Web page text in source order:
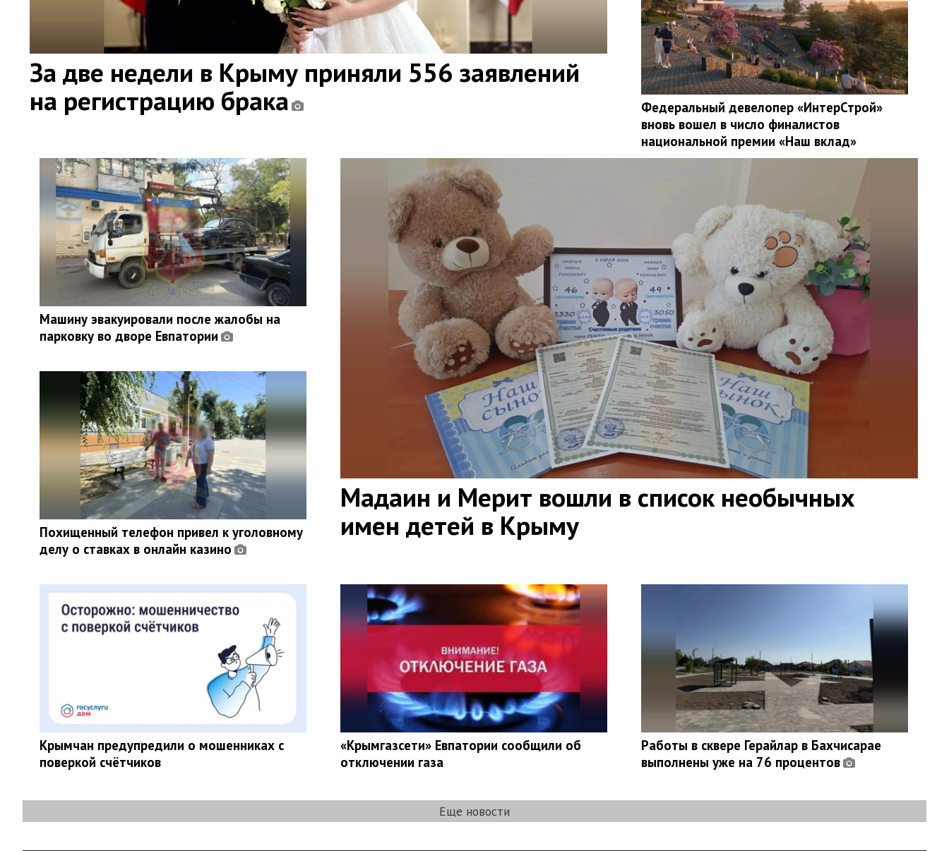
За две недели в Крыму приняли 556 заявлений
на регистрацию брака
Федеральный девелопер «ИнтерСтрой»
вновь вошел в число финалистов
национальной премии «Наш вклад»
Мадаин и Мерит вошли в список необычных
имен детей в Крыму
Машину эвакуировали после жалобы на
парковку во дворе Евпатории
Похищенный телефон привел к уголовному
делу о ставках в онлайн казино
Крымчан предупредили о мошенниках с
поверкой счётчиков
«Крымгазсети» Евпатории сообщили об
отключении газа
Работы в сквере Герайлар в Бахчисарае
выполнены уже на 76 процентов
Еще новости